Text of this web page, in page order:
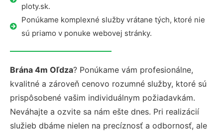
ploty.sk.
Ponúkame komplexné služby vrátane tých, ktoré nie
sú priamo v ponuke webovej stránky.
Brána 4m Oľdza? Ponúkame vám profesionálne,
kvalitné a zároveň cenovo rozumné služby, ktoré sú
prispôsobené vašim individuálnym požiadavkám.
Neváhajte a ozvite sa nám ešte dnes. Pri realizácií
služieb dbáme nielen na precíznosť a odbornosť, ale